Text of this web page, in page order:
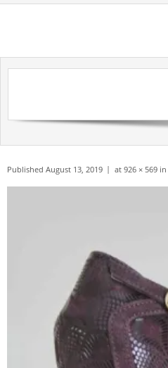
Skip
Published August 13, 2019 at 926 × 569 in